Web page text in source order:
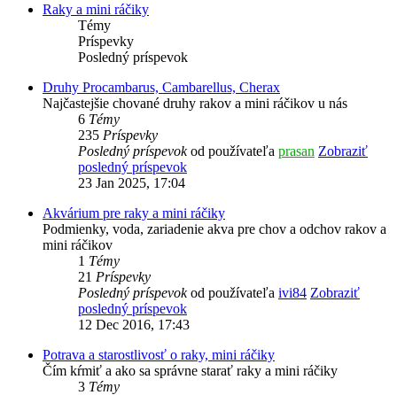
Raky a mini ráčiky
Témy
Príspevky
Posledný príspevok
Druhy Procambarus, Cambarellus, Cherax
Najčastejšie chované druhy rakov a mini ráčikov u nás
6 Témy
235 Príspevky
Posledný príspevokod používateľa prasan Zobraziť
posledný príspevok
23 Jan 2025, 17:04
Akvárium pre raky a mini ráčiky
Podmienky, voda, zariadenie akva pre chov a odchov rakov a
mini ráčikov
1 Témy
21 Príspevky
Posledný príspevokod používateľa ivi84 Zobraziť
posledný príspevok
12 Dec 2016, 17:43
Potrava a starostlivosť o raky, mini ráčiky
Čím kŕmiť a ako sa správne starať raky a mini ráčiky
3 Témy